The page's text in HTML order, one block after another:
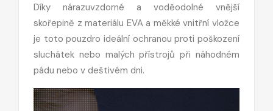
Díky nárazuvzdorné a voděodolné vnější
skořepině z materiálu EVA a měkké vnitřní vložce
je toto pouzdro ideální ochranou proti poškození
sluchátek nebo malých přístrojů při náhodném
pádu nebo v deštivém dni.